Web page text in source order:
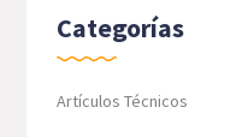
Categorías
Artículos Técnicos